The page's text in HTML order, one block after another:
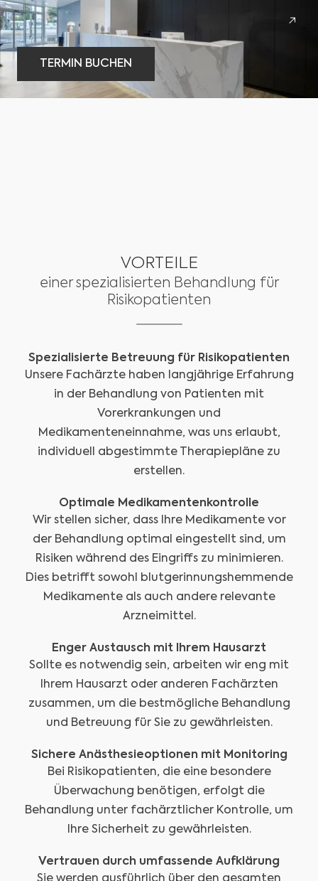
TERMIN BUCHEN
TERMIN BUCHEN
VORTEILE
einer spezialisierten Behandlung für
Risikopatienten
Spezialisierte Betreuung für Risikopatienten
Unsere Fachärzte haben langjährige Erfahrung
in der Behandlung von Patienten mit
Vorerkrankungen und
Medikamenteneinnahme, was uns erlaubt,
individuell abgestimmte Therapiepläne zu
erstellen.
Optimale Medikamentenkontrolle
Wir stellen sicher, dass Ihre Medikamente vor
der Behandlung optimal eingestellt sind, um
Risiken während des Eingriffs zu minimieren.
Dies betrifft sowohl blutgerinnungshemmende
Medikamente als auch andere relevante
Arzneimittel.
Enger Austausch mit Ihrem Hausarzt
Sollte es notwendig sein, arbeiten wir eng mit
Ihrem Hausarzt oder anderen Fachärzten
zusammen, um die bestmögliche Behandlung
und Betreuung für Sie zu gewährleisten.
Sichere Anästhesieoptionen mit Monitoring
Bei Risikopatienten, die eine besondere
Überwachung benötigen, erfolgt die
Behandlung unter fachärztlicher Kontrolle, um
Ihre Sicherheit zu gewährleisten.
Vertrauen durch umfassende Aufklärung